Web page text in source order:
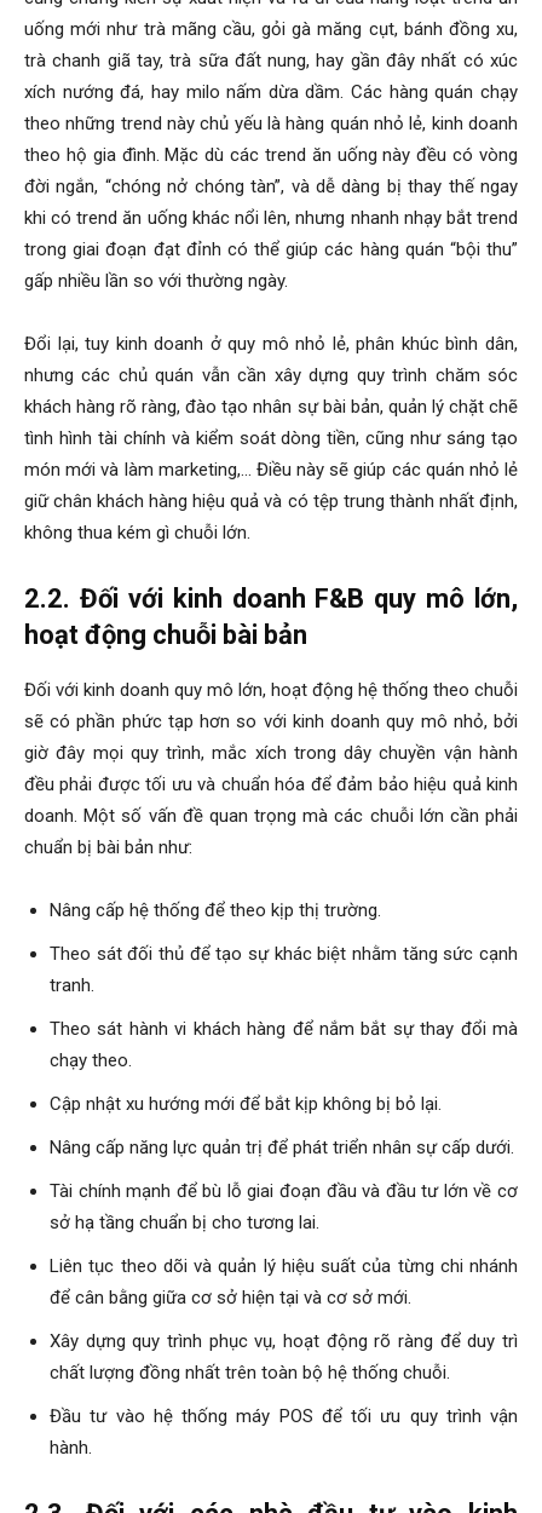
uống mới như trà mãng cầu, gỏi gà măng cụt, bánh đồng xu,
trà chanh giã tay, trà sữa đất nung, hay gần đây nhất có xúc
xích nướng đá, hay milo nấm dừa dầm. Các hàng quán chạy
theo những trend này chủ yếu là hàng quán nhỏ lẻ, kinh doanh
theo hộ gia đình. Mặc dù các trend ăn uống này đều có vòng
đời ngắn, “chóng nở chóng tàn”, và dễ dàng bị thay thế ngay
khi có trend ăn uống khác nổi lên, nhưng nhanh nhạy bắt trend
trong giai đoạn đạt đỉnh có thể giúp các hàng quán “bội thu”
gấp nhiều lần so với thường ngày.
Đổi lại, tuy kinh doanh ở quy mô nhỏ lẻ, phân khúc bình dân,
nhưng các chủ quán vẫn cần xây dựng quy trình chăm sóc
khách hàng rõ ràng, đào tạo nhân sự bài bản, quản lý chặt chẽ
tình hình tài chính và kiểm soát dòng tiền, cũng như sáng tạo
món mới và làm marketing,… Điều này sẽ giúp các quán nhỏ lẻ
giữ chân khách hàng hiệu quả và có tệp trung thành nhất định,
không thua kém gì chuỗi lớn.
2.2. Đối với kinh doanh F&B quy mô lớn,
hoạt động chuỗi bài bản
Đối với kinh doanh quy mô lớn, hoạt động hệ thống theo chuỗi
sẽ có phần phức tạp hơn so với kinh doanh quy mô nhỏ, bởi
giờ đây mọi quy trình, mắc xích trong dây chuyền vận hành
đều phải được tối ưu và chuẩn hóa để đảm bảo hiệu quả kinh
doanh. Một số vấn đề quan trọng mà các chuỗi lớn cần phải
chuẩn bị bài bản như:
Nâng cấp hệ thống để theo kịp thị trường.
Theo sát đối thủ để tạo sự khác biệt nhằm tăng sức cạnh
tranh.
Theo sát hành vi khách hàng để nắm bắt sự thay đổi mà
chạy theo.
Cập nhật xu hướng mới để bắt kịp không bị bỏ lại.
Nâng cấp năng lực quản trị để phát triển nhân sự cấp dưới.
Tài chính mạnh để bù lỗ giai đoạn đầu và đầu tư lớn về cơ
sở hạ tầng chuẩn bị cho tương lai.
Liên tục theo dõi và quản lý hiệu suất của từng chi nhánh
để cân bằng giữa cơ sở hiện tại và cơ sở mới.
Xây dựng quy trình phục vụ, hoạt động rõ ràng để duy trì
chất lượng đồng nhất trên toàn bộ hệ thống chuỗi.
Đầu tư vào hệ thống máy POS để tối ưu quy trình vận
hành.